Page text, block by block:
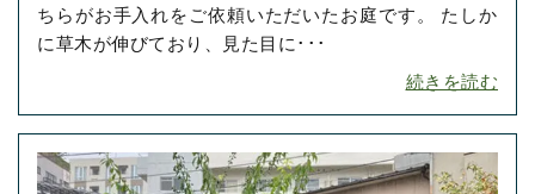
ちらがお手入れをご依頼いただいたお庭です。 たしか
に草木が伸びており、見た目に･･･
続きを読む